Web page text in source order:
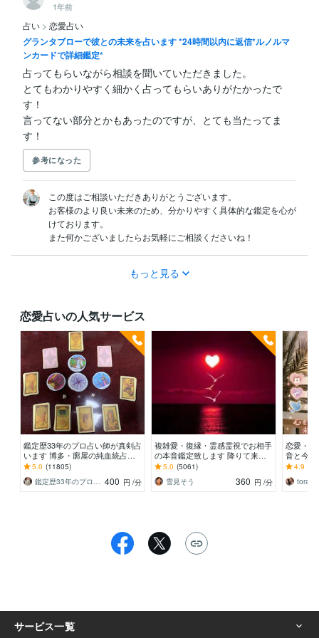
1年前
占い > 恋愛占い
グランタブローで彼との未来を占います *24時間以内に返信*ルノルマ
ンカードで詳細鑑定*
占ってもらいながら相談を聞いていただきました。
とてもわかりやすく細かく占ってもらいありがたかったで
す！
言ってない部分とかもあったのですが、とても当たってま
す！
参考になった
この度はご相談いただきありがとうございます。
お客様のより良い未来のため、分かりやすく具体的な鑑定を心が
けております。
また何かございましたらお気軽にご相談くださいね！
もっと見る
恋愛占いの人気サービス
鑑定歴33年のプロ占い師が真剣占
います 博多・廓屋の純血統占い
祈願師 雷鳥
5.0 (11805)
400 円 /分
複雑愛・復縁・霊感霊視でお相手
の本音鑑定致します 降りて来た
言葉をそのままお伝えします。
5.0 (5061)
雪見そう
360 円 /分
恋愛・
音と今
本音と
体的に
4.9